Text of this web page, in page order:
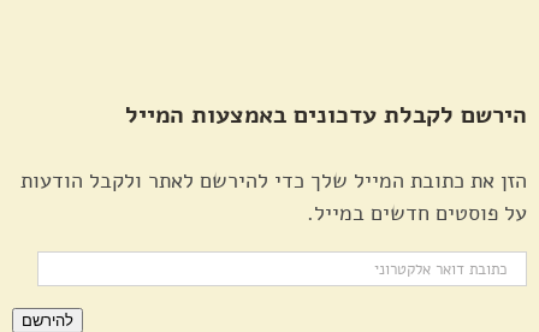
הירשם לקבלת עדכונים באמצעות המייל
הזן את כתובת המייל שלך כדי להירשם לאתר ולקבל הודעות
על פוסטים חדשים במייל.
כתובת
להירשם